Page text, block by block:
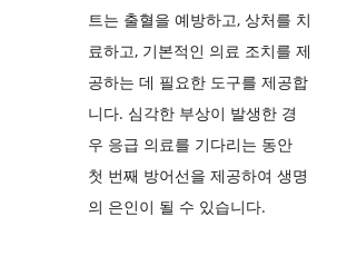
트는 출혈을 예방하고, 상처를 치
료하고, 기본적인 의료 조치를 제
공하는 데 필요한 도구를 제공합
니다. 심각한 부상이 발생한 경
우 응급 의료를 기다리는 동안
첫 번째 방어선을 제공하여 생명
의 은인이 될 수 있습니다.